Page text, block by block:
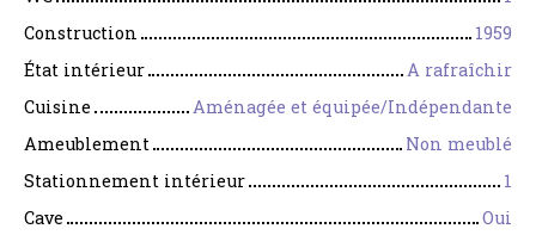
Construction
1959
État intérieur
A rafraîchir
Cuisine
Aménagée et équipée/Indépendante
Ameublement
Non meublé
Stationnement intérieur
1
Cave
Oui